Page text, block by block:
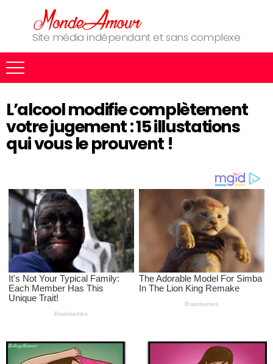
Site média indépendant et sans complexe
L’alcool modifie complètement
votre jugement : 15 illustations
qui vous le prouvent !